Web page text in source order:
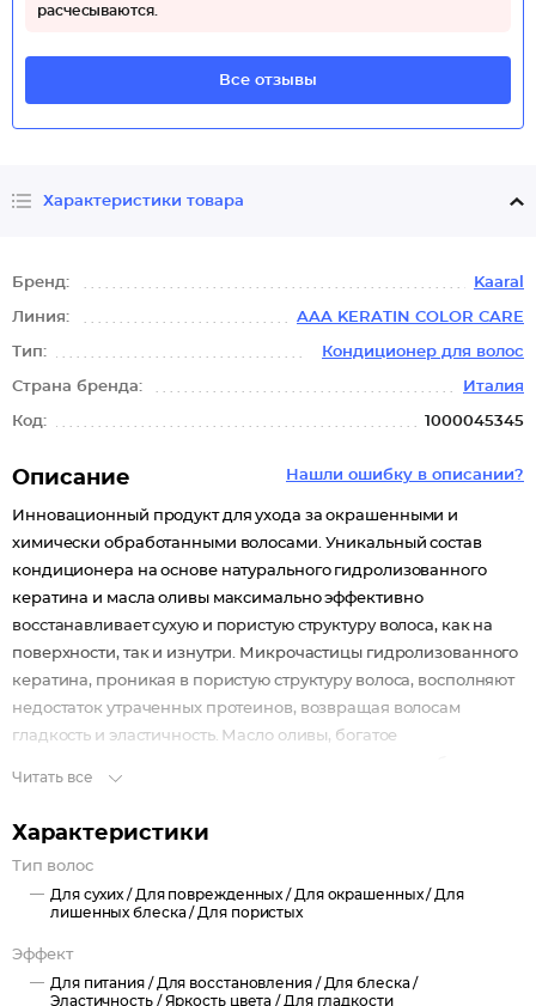
расчесываются.
Все отзывы
Характеристики товара
Бренд: Kaaral
Линия: AAA KERATIN COLOR CARE
Тип: Кондиционер для волос
Страна бренда: Италия
Код: 1000045345
Нашли ошибку в описании?
Описание
Инновационный продукт для ухода за окрашенными и
химически обработанными волосами. Уникальный состав
кондиционера на основе натурального гидролизованного
кератина и масла оливы максимально эффективно
восстанавливает сухую и пористую структуру волоса, как на
поверхности, так и изнутри. Микрочастицы гидролизованного
кератина, проникая в пористую структуру волоса, восполняют
недостаток утраченных протеинов, возвращая волосам
гладкость и эластичность. Масло оливы, богатое
цветовых пигментов, что позволяет надолго сохранить блеск и
яркость окрашенных волос. Подходит для ежедневного ухода
за окрашенными и химически обработанными волосами.
Читать все
Характеристики
Тип волос
Для сухих / Для поврежденных / Для окрашенных / Для
лишенных блеска / Для пористых
Эффект
Для питания / Для восстановления / Для блеска /
Эластичность /Яркость цвета / Для гладкости